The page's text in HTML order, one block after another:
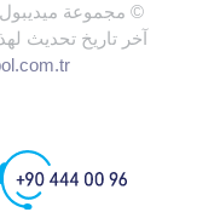
© مجموعة
آخر تاريخ تحديث لهذه